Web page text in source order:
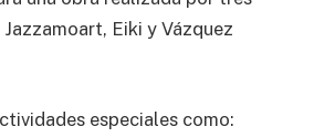
Eiki y Vázquez
especiales como: